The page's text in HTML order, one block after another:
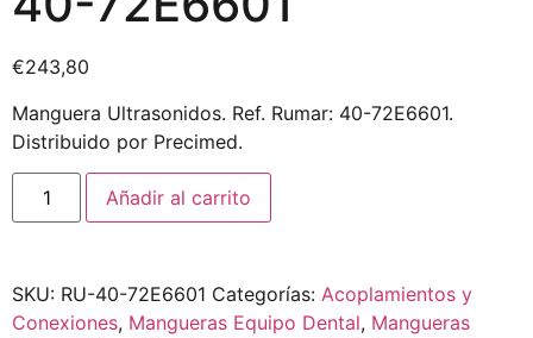
€243,80
Manguera Ultrasonidos. Ref. Rumar: 40-72E6601.
Distribuido por Precimed.
Añadir al carrito
SKU: RU-40-72E6601 Categorías: Acoplamientos y
Conexiones, Mangueras Equipo Dental, Mangueras